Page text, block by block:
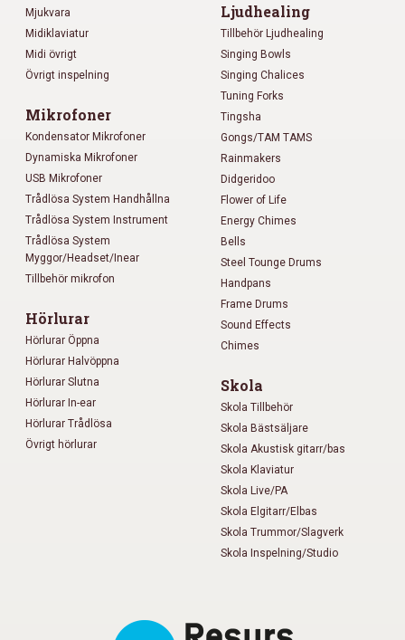
Mjukvara
Midiklaviatur
Midi övrigt
Övrigt inspelning
Mikrofoner
Kondensator Mikrofoner
Dynamiska Mikrofoner
USB Mikrofoner
Trådlösa System Handhållna
Trådlösa System Instrument
Trådlösa System
Myggor/Headset/Inear
Tillbehör mikrofon
Hörlurar
Hörlurar Öppna
Hörlurar Halvöppna
Hörlurar Slutna
Hörlurar In-ear
Hörlurar Trådlösa
Övrigt hörlurar
Ljudhealing
Tillbehör Ljudhealing
Singing Bowls
Singing Chalices
Tuning Forks
Tingsha
Gongs/TAM TAMS
Rainmakers
Didgeridoo
Flower of Life
Energy Chimes
Bells
Steel Tounge Drums
Handpans
Frame Drums
Sound Effects
Chimes
Skola
Skola Tillbehör
Skola Bästsäljare
Skola Akustisk gitarr/bas
Skola Klaviatur
Skola Live/PA
Skola Elgitarr/Elbas
Skola Trummor/Slagverk
Skola Inspelning/Studio